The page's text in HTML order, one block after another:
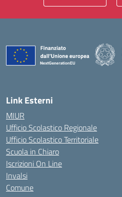
Link Esterni
MIUR
Ufficio Scolastico Regionale
Ufficio Scolastico Territoriale
Scuola in Chiaro
Iscrizioni On Line
Invalsi
Comune